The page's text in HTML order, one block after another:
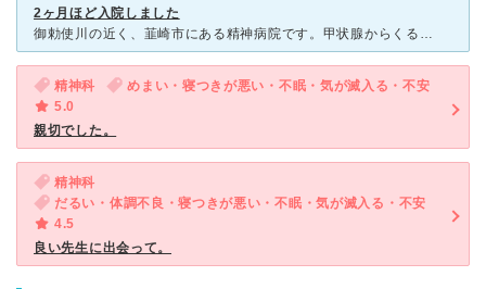
2ヶ月ほど入院しました
御勅使川の近く、韮崎市にある精神病院です。甲状腺からくるうつ病になり、入院しました。 いくつかの病棟があるのですが、私の入った病棟はきれいで個室と相部屋があり、症状によってどの部屋に入るかは先生
精神科
めまい・寝つきが悪い・不眠・気が滅入る・不安
5.0
親切でした。
精神科
だるい・体調不良・寝つきが悪い・不眠・気が滅入る・不安
4.5
良い先生に出会って。